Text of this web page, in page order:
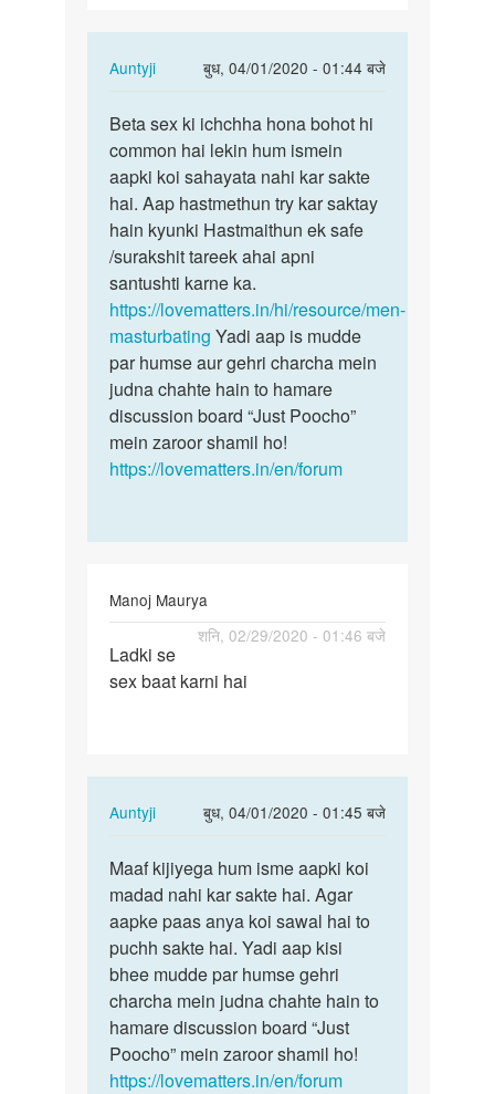
Auntyji
बुध, 04/01/2020 - 01:44 बजे
In
to
Ha
muj
Sex
Karna
he
by
Pawan
Kumar
Beta
sex
ki
ichchha
hona…
Beta sex ki ichchha hona bohot hi
common hai lekin hum ismein
aapki koi sahayata nahi kar sakte
hai. Aap hastmethun try kar saktay
hain kyunki Hastmaithun ek safe
/surakshit tareek ahai apni
santushti karne ka.
https://lovematters.in/hi/resource/men-
masturbating Yadi aap is mudde
par humse aur gehri charcha mein
judna chahte hain to hamare
discussion board “Just Poocho”
mein zaroor shamil ho!
https://lovematters.in/en/forum
Manoj Maurya
शनि, 02/29/2020 - 01:46 बजे
Ladki
se
Ladki se
sex baat karni hai
Auntyji
बुध, 04/01/2020 - 01:45 बजे
In
to
Ladki
se
sex
baat
karni
hai
by
Manoj
Maaf
kijiyega
hum
isme
aapki…
Maaf kijiyega hum isme aapki koi
madad nahi kar sakte hai. Agar
aapke paas anya koi sawal hai to
puchh sakte hai. Yadi aap kisi
bhee mudde par humse gehri
charcha mein judna chahte hain to
hamare discussion board “Just
Poocho” mein zaroor shamil ho!
https://lovematters.in/en/forum